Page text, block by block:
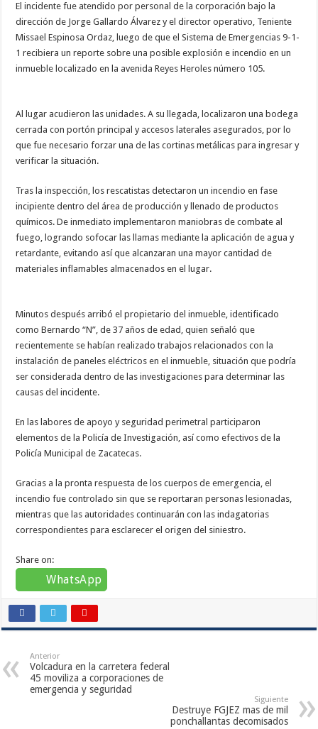
El incidente fue atendido por personal de la corporación bajo la
dirección de Jorge Gallardo Álvarez y el director operativo, Teniente
Missael Espinosa Ordaz, luego de que el Sistema de Emergencias 9-1-
1 recibiera un reporte sobre una posible explosión e incendio en un
inmueble localizado en la avenida Reyes Heroles número 105.
Al lugar acudieron las unidades. A su llegada, localizaron una bodega
cerrada con portón principal y accesos laterales asegurados, por lo
que fue necesario forzar una de las cortinas metálicas para ingresar y
verificar la situación.
Tras la inspección, los rescatistas detectaron un incendio en fase
incipiente dentro del área de producción y llenado de productos
químicos. De inmediato implementaron maniobras de combate al
fuego, logrando sofocar las llamas mediante la aplicación de agua y
retardante, evitando así que alcanzaran una mayor cantidad de
materiales inflamables almacenados en el lugar.
Minutos después arribó el propietario del inmueble, identificado
como Bernardo “N”, de 37 años de edad, quien señaló que
recientemente se habían realizado trabajos relacionados con la
instalación de paneles eléctricos en el inmueble, situación que podría
ser considerada dentro de las investigaciones para determinar las
causas del incidente.
En las labores de apoyo y seguridad perimetral participaron
elementos de la Policía de Investigación, así como efectivos de la
Policía Municipal de Zacatecas.
Gracias a la pronta respuesta de los cuerpos de emergencia, el
incendio fue controlado sin que se reportaran personas lesionadas,
mientras que las autoridades continuarán con las indagatorias
correspondientes para esclarecer el origen del siniestro.
Share on:
WhatsApp
Anterior
Volcadura en la carretera federal
45 moviliza a corporaciones de
emergencia y seguridad
Siguiente
Destruye FGJEZ mas de mil
ponchallantas decomisados